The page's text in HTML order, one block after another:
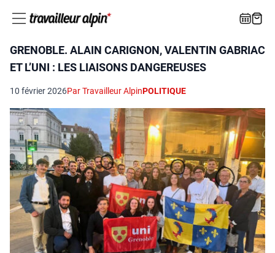
GRENOBLE. ALAIN CARIGNON, VALENTIN GABRIAC
ET L’UNI : LES LIAISONS DANGEREUSES
10 février 2026Par Travailleur AlpinPOLITIQUE